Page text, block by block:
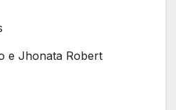
e Jhonata Robert